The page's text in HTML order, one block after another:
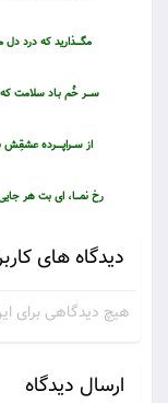
مگـــــذاريد كه درد دل
ســــر خُم بـاد سلامت
از ســـراپــــــرده
رخ نمــــا، اى بت هر
دیدگاه های
هیچ دیدگاهی برای
ارسال دیدگاه